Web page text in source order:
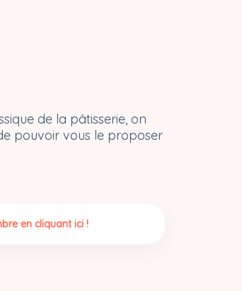
de la pâtisserie, on
pouvoir vous le proposer
en cliquant ici !